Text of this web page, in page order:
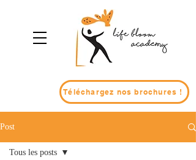
Téléchargez nos brochures !
Post
Tous les posts